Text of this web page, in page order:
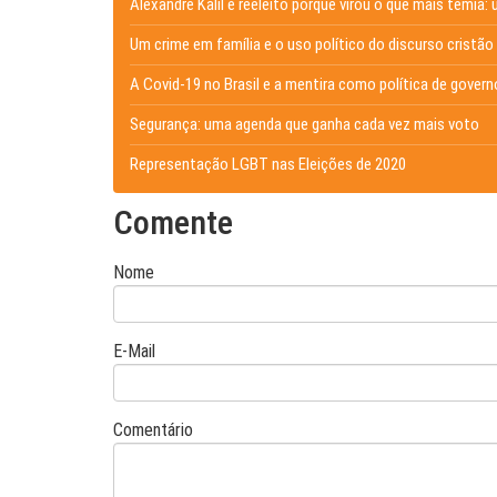
Um crime em família e o uso político do discurso cristão
A Covid-19 no Brasil e a mentira como política de
Segurança: uma agenda que ganha cada vez mais voto
Representação LGBT nas Eleições de 2020
Comente
Nome
E-Mail
Comentário